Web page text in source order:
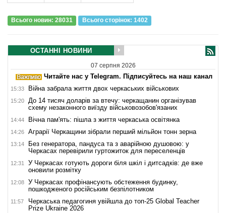
Всього новин: 28031 Всього сторiнок: 1402
ОСТАННІ НОВИНИ
07 серпня 2026
Читайте нас у Telegram. Підписуйтесь на наш канал
15:33 Війна забрала життя двох черкаських військових
15:20
До 14 тисяч доларів за втечу: черкащанин організував
схему незаконного виїзду військовозобов'язаних
14:44 Вічна пам'ять: пішла з життя черкаська освітянка
14:26 Аграрії Черкащини зібрали перший мільйон тонн зерна
13:14
Без генератора, пандуса та з аварійною душовою: у
Черкасах перевірили гуртожиток для переселенців
12:31
У Черкасах готують дороги біля шкіл і дитсадків: де вже
оновили розмітку
12:08
У Черкасах профінансують обстеження будинку,
пошкодженого російським безпілотником
11:57
Черкаська педагогиня увійшла до топ-25 Global Teacher
Prize Ukraine 2026